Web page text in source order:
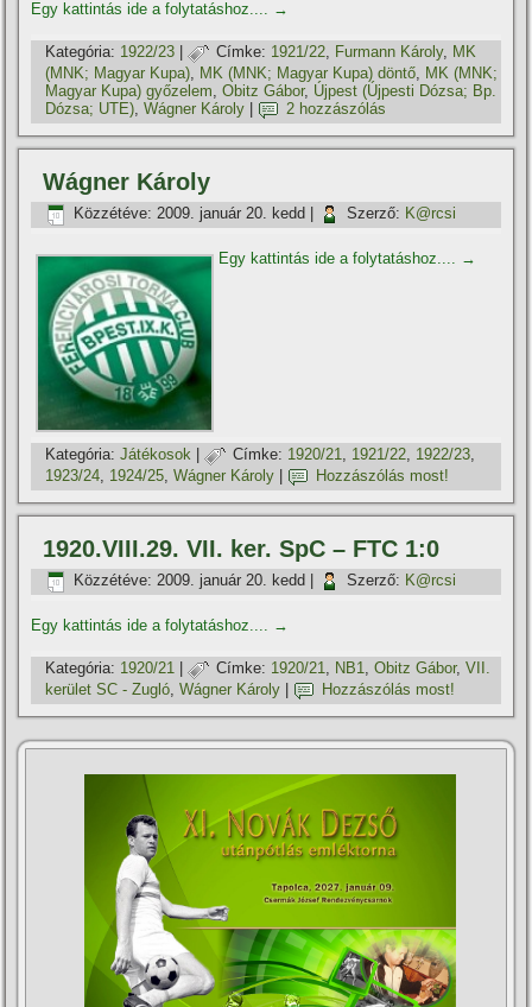
Egy kattintás ide a folytatáshoz.... →
Kategória: 1922/23 | Címke: 1921/22, Furmann Károly, MK
(MNK; Magyar Kupa), MK (MNK; Magyar Kupa) döntő, MK (MNK;
Magyar Kupa) győzelem,Obitz Gábor, Újpest (Újpesti Dózsa; Bp.
Dózsa; UTE),Wágner Károly 2 hozzászólás
Wágner Károly
Közzétéve: 2009. január 20. kedd Szerző: K@rcsi
Egy kattintás ide a folytatáshoz.... →
Kategória: Játékosok | Címke: 1920/21, 1921/22, 1922/23,
1923/24, 1924/25,Wágner Károly Hozzászólás most!
1920.VIII.29. VII. ker. SpC – FTC 1:0
Közzétéve: 2009. január 20. kedd Szerző: K@rcsi
Egy kattintás ide a folytatáshoz.... →
Kategória: 1920/21 | Címke: 1920/21, NB1,Obitz Gábor,VII.
kerület SC - Zugló,Wágner Károly Hozzászólás most!